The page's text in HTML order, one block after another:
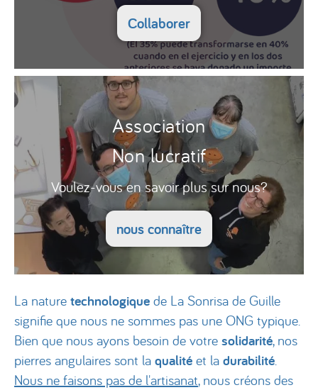
Collaborer
Association
Non lucratif
Voulez-vous en savoir plus sur nous?
nous connaître
La nature technologique de La Sonrisa de Guille
signifie que nous ne sommes pas une ONG typique.
Bien que nous ayons besoin de votre solidarité, nos
pierres angulaires sont la qualité et la durabilité.
Nous ne faisons pas de l'artisanat, nous créons des